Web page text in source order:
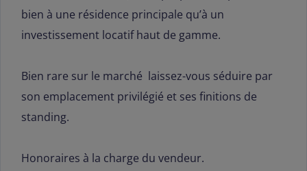
bien à une résidence principale qu’à un
investissement locatif haut de gamme.
Bien rare sur le marché laissez-vous séduire par
son emplacement privilégié et ses finitions de
standing.
Honoraires à la charge du vendeur.